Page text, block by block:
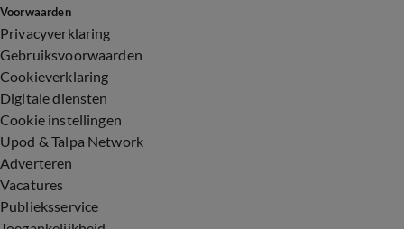
Voorwaarden
Privacyverklaring
Gebruiksvoorwaarden
Cookieverklaring
Digitale diensten
Cookie instellingen
Upod & Talpa Network
Adverteren
Vacatures
Publieksservice